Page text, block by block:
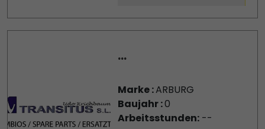
...
Marke :ARBURG
Baujahr :0
Arbeitsstunden:--